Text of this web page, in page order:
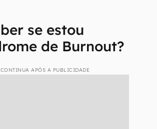
se estou
de Burnout?
CONTINUA APÓS A PUBLICIDADE